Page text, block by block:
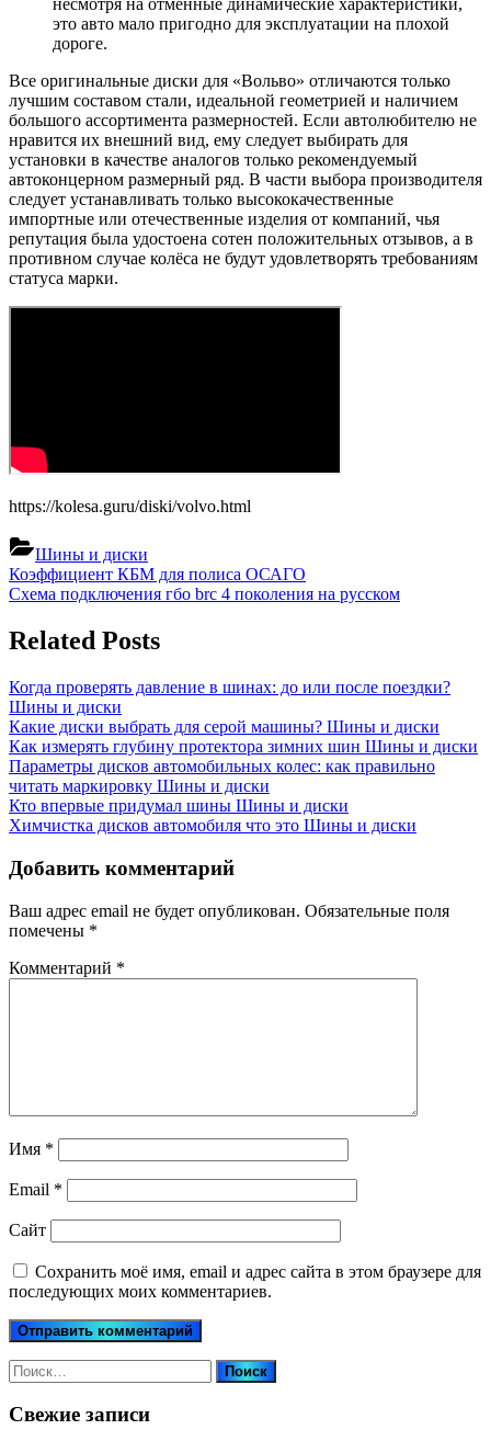
несмотря на отменные динамические характеристики,
это авто мало пригодно для эксплуатации на плохой
дороге.
Все оригинальные диски для «Вольво» отличаются только
лучшим составом стали, идеальной геометрией и наличием
большого ассортимента размерностей. Если автолюбителю не
нравится их внешний вид, ему следует выбирать для
установки в качестве аналогов только рекомендуемый
автоконцерном размерный ряд. В части выбора производителя
следует устанавливать только высококачественные
импортные или отечественные изделия от компаний, чья
репутация была удостоена сотен положительных отзывов, а в
противном случае колёса не будут удовлетворять требованиям
статуса марки.
https://kolesa.guru/diski/volvo.html
Шины и диски
Навигация
по
записям
Previous
Post:
Коэффициент КБМ для полиса ОСАГО
Next
Схема подключения гбо brc 4 поколения на русском
Related Posts
Когда проверять давление в шинах: до или после поездки?
Шины и диски
Какие диски выбрать для серой машины? Шины и диски
Как измерять глубину протектора зимних шин Шины и диски
Параметры дисков автомобильных колес: как правильно
читать маркировку Шины и диски
Кто впервые придумал шины Шины и диски
Химчистка дисков автомобиля что это Шины и диски
Добавить комментарий
Ваш адрес email не будет опубликован. Обязательные поля
помечены *
Комментарий *
Имя *
Email *
Сайт
Сохранить моё имя, email и адрес сайта в этом браузере для
последующих моих комментариев.
Найти:
Свежие записи